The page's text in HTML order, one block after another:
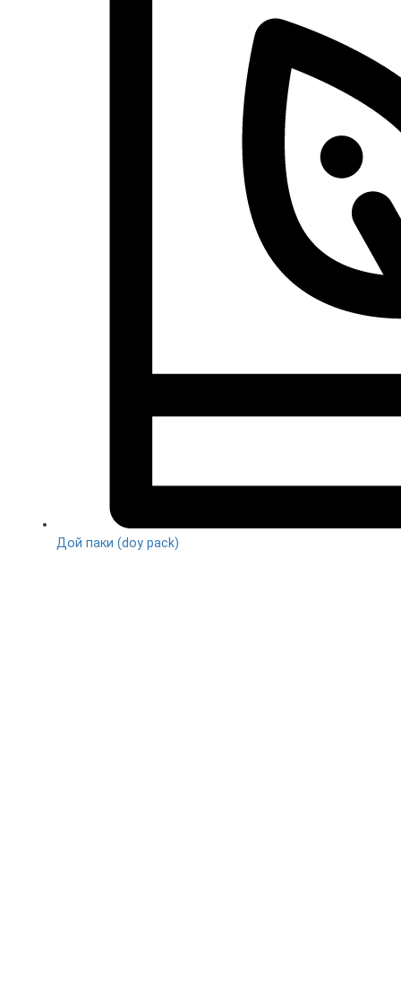
Дой паки (doy pack)